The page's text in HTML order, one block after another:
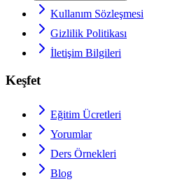
Kullanım Sözleşmesi
Gizlilik Politikası
İletişim Bilgileri
Keşfet
Eğitim Ücretleri
Yorumlar
Ders Örnekleri
Blog